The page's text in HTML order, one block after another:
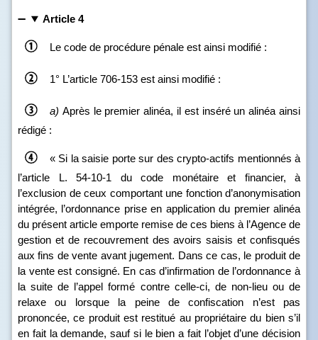
Article 4
Le code de procédure pénale est ainsi modifié :
1° L’article 706‑153 est ainsi modifié :
a) Après le premier alinéa, il est inséré un alinéa ainsi
rédigé :
« Si la saisie porte sur des crypto‑actifs mentionnés à
l’article L. 54‑10‑1 du code monétaire et financier, à
l’exclusion de ceux comportant une fonction d’anonymisation
intégrée, l’ordonnance prise en application du premier alinéa
du présent article emporte remise de ces biens à l’Agence de
gestion et de recouvrement des avoirs saisis et confisqués
aux fins de vente avant jugement. Dans ce cas, le produit de
la vente est consigné. En cas d’infirmation de l’ordonnance à
la suite de l’appel formé contre celle‑ci, de non‑lieu ou de
relaxe ou lorsque la peine de confiscation n’est pas
prononcée, ce produit est restitué au propriétaire du bien s’il
en fait la demande, sauf si le bien a fait l’objet d’une décision